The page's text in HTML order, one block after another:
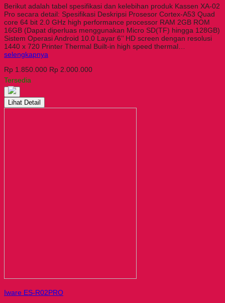
Berikut adalah tabel spesifikasi dan kelebihan produk Kassen XA-02
Pro secara detail: Spesifikasi Deskripsi Prosesor Cortex-A53 Quad
core 64 bit 2.0 GHz high performance processor RAM 2GB ROM
16GB (Dapat diperluas menggunakan Micro SD(TF) hingga 128GB)
Sistem Operasi Android 10.0 Layar 6’’ HD screen dengan resolusi
1440 x 720 Printer Thermal Built-in high speed thermal…
selengkapnya
Rp 1.850.000 Rp 2.000.000
Tersedia
Lihat Detail
Iware ES-R02PRO